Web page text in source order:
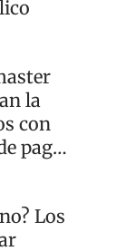
la
con
pago
Los